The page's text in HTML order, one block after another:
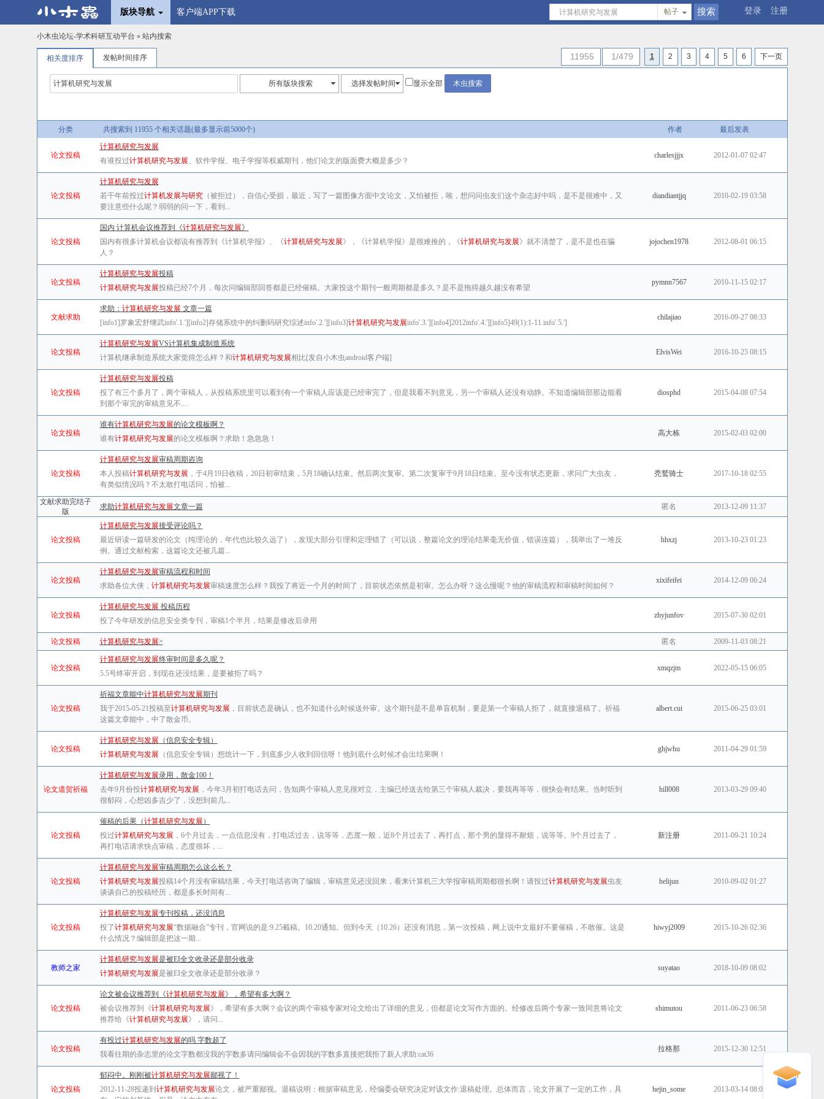
版块导航 客户端APP下载 登录 注册
帖子
小木虫论坛-学术科研互动平台 » 站内搜索
相关度排序 发帖时间排序 11955 1/479 1 2 3 4 5 6 下一页
所有版块搜索 选择发帖时间 显示全部
分类 共搜索到 11955 个相关话题(最多显示前5000个) 作者 最后发表
论文投稿
计算机研究与发展
有谁投过计算机研究与发展、软件学报、电子学报等权威期刊，他们论文的版面费大概是多少？
charlesjjjx 2012-01-07 02:47
论文投稿
计算机研究与发展
若干年前投过计算机发展与研究（被拒过），自信心受损，最近，写了一篇图像方面中文论文，又怕被拒，唉，想问问虫友们这个杂志好中吗，是不是很难中，又
要注意些什么呢？弱弱的问一下，看到...
diandiantjjq 2010-02-19 03:58
论文投稿
国内 计算机会议推荐到《计算机研究与发展》
国内有很多计算机会议都说有推荐到《计算机学报》、《计算机研究与发展》，《计算机学报》是很难推的，《计算机研究与发展》就不清楚了，是不是也在骗
人？
jojochen1978 2012-08-01 06:15
论文投稿
计算机研究与发展投稿
计算机研究与发展投稿已经7个月，每次问编辑部回答都是已经催稿。大家投这个期刊一般周期都是多久？是不是拖得越久越没有希望
pymnn7567 2010-11-15 02:17
文献求助
求助： 计算机研究与发展 文章一篇
[info1]罗象宏舒继武info'.1.'][info2]存储系统中的纠删码研究综述info'.2.'][info3]计算机研究与发展info'.3.'][info4]2012info'.4.'][info5]49(1):1-11.info'.5.']
chilajiao 2016-09-27 08:33
论文投稿
计算机研究与发展VS计算机集成制造系统
计算机继承制造系统大家觉得怎么样？和计算机研究与发展相比[发自小木虫android客户端]
ElvisWei 2016-10-25 08:15
论文投稿
计算机研究与发展投稿
投了有三个多月了，两个审稿人，从投稿系统里可以看到有一个审稿人应该是已经审完了，但是我看不到意见，另一个审稿人还没有动静。不知道编辑部那边能看
到那个审完的审稿意见不....
diosphd 2015-04-08 07:54
论文投稿
谁有计算机研究与发展的论文模板啊？
谁有计算机研究与发展的论文模板啊？求助！急急急！
高大栋 2015-02-03 02:00
论文投稿
计算机研究与发展审稿周期咨询
本人投稿计算机研究与发展 ，于4月19日收稿，20日初审结束，5月18确认结束。然后两次复审。第二次复审于9月18日结束。至今没有状态更新，求问广大虫友，
有类似情况吗？不太敢打电话问，怕被...
秃鹫骑士 2017-10-18 02:55
文献求助完结子
版
求助计算机研究与发展文章一篇 匿名 2013-12-09 11:37
论文投稿
计算机研究与发展接受评论吗？
最近研读一篇研发的论文（纯理论的，年代也比较久远了），发现大部分引理和定理错了（可以说，整篇论文的理论结果毫无价值，错误连篇），我举出了一堆反
例。通过文献检索，这篇论文还被几篇...
hhxzj 2013-10-23 01:23
论文投稿
计算机研究与发展审稿流程和时间
求助各位大侠， 计算机研究与发展审稿速度怎么样？我投了将近一个月的时间了，目前状态依然是初审。怎么办呀？这么慢呢？他的审稿流程和审稿时间如何？
xixifeifei 2014-12-09 06:24
论文投稿
计算机研究与发展 投稿历程
投了今年研发的信息安全类专刊，审稿1个半月，结果是修改后录用
zhyjunfov 2015-07-30 02:01
论文投稿 计算机研究与发展> 匿名 2009-11-03 08:21
论文投稿
计算机研究与发展终审时间是多久呢？
5.5号终审开启，到现在还没结果，是要被拒了吗？
xmqzjm 2022-05-15 06:05
论文投稿
祈福文章能中计算机研究与发展期刊
我于2015-05-21投稿至计算机研究与发展 ，目前状态是确认，也不知道什么时候送外审。这个期刊是不是单盲机制，要是第一个审稿人拒了，就直接退稿了。祈福
这篇文章能中，中了散金币。
albert.cui 2015-06-25 03:01
论文投稿
计算机研究与发展 （信息安全专辑）
计算机研究与发展 （信息安全专辑）想统计一下，到底多少人收到回信呀！他到底什么时候才会出结果啊！
ghjwhu 2011-04-29 01:59
论文道贺祈福
计算机研究与发展录用，散金100！
去年9月份投计算机研究与发展 ，今年3月初打电话去问，告知两个审稿人意见很对立，主编已经送去给第三个审稿人裁决，要我再等等，很快会有结果。当时听到
很郁闷，心想凶多吉少了，没想到前几...
hill008 2013-03-29 09:40
论文投稿
催稿的后果（计算机研究与发展 ）
投过计算机研究与发展 ，6个月过去，一点信息没有，打电话过去，说等等，态度一般，近8个月过去了，再打点，那个男的显得不耐烦，说等等。9个月过去了，
再打电话请求快点审稿，态度很坏，...
新注册 2011-09-21 10:24
论文投稿
计算机研究与发展审稿周期怎么这么长？
计算机研究与发展投稿14个月没有审稿结果，今天打电话咨询了编辑，审稿意见还没回来，看来计算机三大学报审稿周期都很长啊！请投过计算机研究与发展虫友
谈谈自己的投稿经历，都是多长时间有...
helijun 2010-09-02 01:27
论文投稿
计算机研究与发展专刊投稿，还没消息
投了计算机研究与发展“数据融合”专刊，官网说的是:9.25截稿。10.20通知。但到今天（10.26）还没有消息，第一次投稿，网上说中文最好不要催稿，不敢催。这是
什么情况？编辑部是把这一期...
hiwyj2009 2015-10-26 02:36
教师之家
计算机研究与发展是被EI全文收录还是部分收录
计算机研究与发展是被EI全文收录还是部分收录？
suyatao 2018-10-09 08:02
论文投稿
论文被会议推荐到《计算机研究与发展》，希望有多大啊？
被会议推荐到《计算机研究与发展》，希望有多大啊？会议的两个审稿专家对论文给出了详细的意见，但都是论文写作方面的。经修改后两个专家一致同意将论文
推荐给《计算机研究与发展》，请问...
shimutou 2011-06-23 06:58
论文投稿
有投过计算机研究与发展的吗 字数超了
我看往期的杂志里的论文字数都没我的字数多请问编辑会不会因我的字数多直接把我拒了新人求助:cat36
拉格那 2015-12-30 12:51
论文投稿
郁闷中。刚刚被计算机研究与发展鄙视了！
2012-11-28投递到 计算机研究与发展论文，被严重鄙视。退稿说明：根据审稿意见，经编委会研究决定对该文作:退稿处理。总体而言，论文开展了一定的工作，具
hejin_some 2013-03-14 08:07